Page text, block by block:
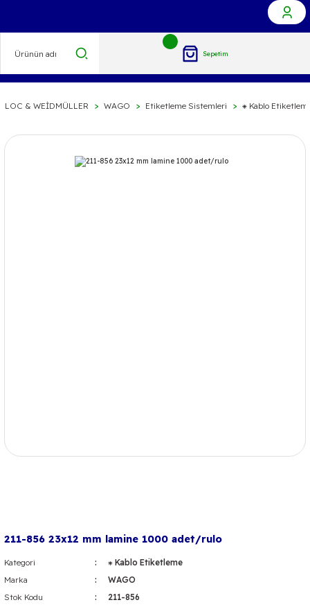
Sepetim
& WEİDMÜLLER WAGO Etiketleme Sistemleri ⁕ Kablo
211-856 23x12 mm lamine 1000 adet/rulo
Kategori
⁕ Kablo Etiketleme
Marka
WAGO
Stok Kodu
211-856